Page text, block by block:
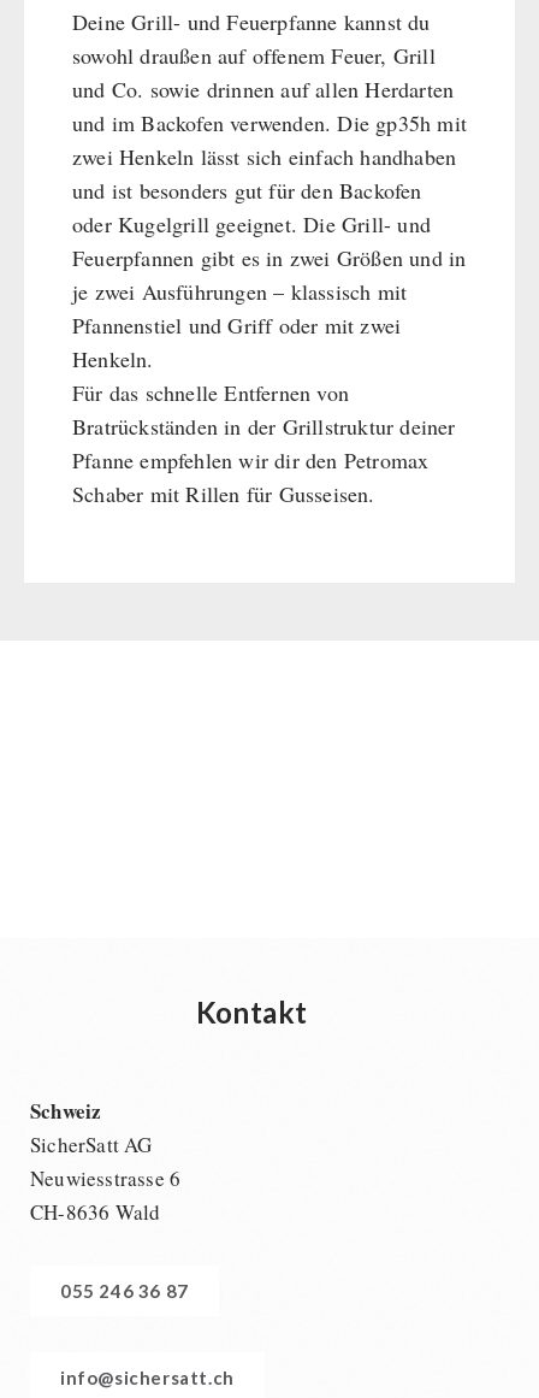
Deine Grill- und Feuerpfanne kannst du
sowohl draußen auf offenem Feuer, Grill
und Co. sowie drinnen auf allen Herdarten
und im Backofen verwenden. Die gp35h mit
zwei Henkeln lässt sich einfach handhaben
und ist besonders gut für den Backofen
oder Kugelgrill geeignet. Die Grill- und
Feuerpfannen gibt es in zwei Größen und in
je zwei Ausführungen – klassisch mit
Pfannenstiel und Griff oder mit zwei
Henkeln.
Für das schnelle Entfernen von
Bratrückständen in der Grillstruktur deiner
Pfanne empfehlen wir dir den Petromax
Schaber mit Rillen für Gusseisen.
Kontakt
Schweiz
SicherSatt AG
Neuwiesstrasse 6
CH-8636 Wald
055 246 36 87
info@sichersatt.ch